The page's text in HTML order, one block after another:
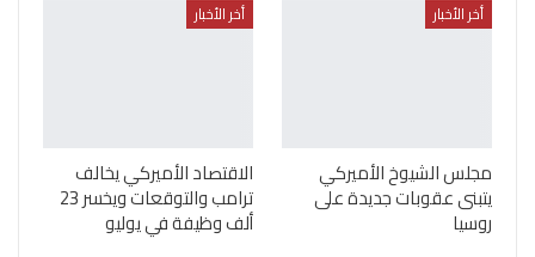
أخر الأخبار
مجلس الشيوخ الأميركي
يتبنى عقوبات جديدة على
روسيا
أخر الأخبار
الاقتصاد الأميركي يخالف
ترامب والتوقعات ويخسر 23
ألف وظيفة في يوليو